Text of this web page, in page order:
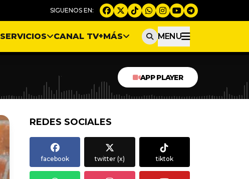
SERVICIOS CANAL TV+MÁS MENU
APP PLAYER
REDES SOCIALES
facebook twitter (x) tiktok